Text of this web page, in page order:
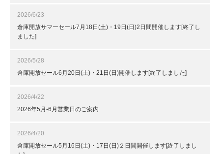
2026/6/23
倉庫開放サマーセール7月18日(土)・19日(日)2日間開催します[終了し
ました]
2026/5/28
倉庫開放セール6月20日(土)・21日(日)開催します[終了しました]
2026/4/22
2026年5月-6月営業日のご案内
2026/4/20
倉庫開放セール5月16日(土)・17日(日)２日間開催します[終了しまし